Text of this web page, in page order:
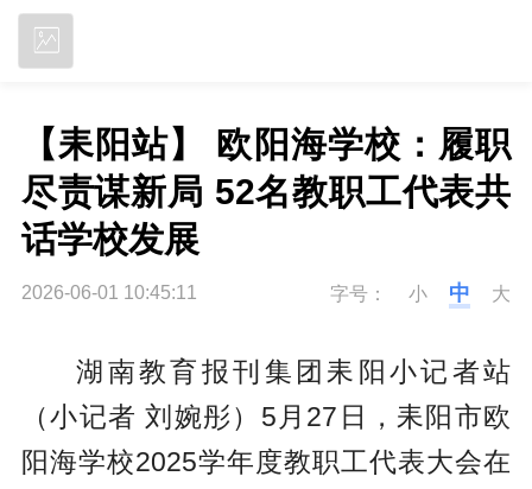
【耒阳站】 欧阳海学校：履职
尽责谋新局 52名教职工代表共
话学校发展
2026-06-01 10:45:11 字号： 小 中 大
湖南教育报刊集团耒阳小记者站
（小记者 刘婉彤）5月27日，耒阳市欧
阳海学校2025学年度教职工代表大会在